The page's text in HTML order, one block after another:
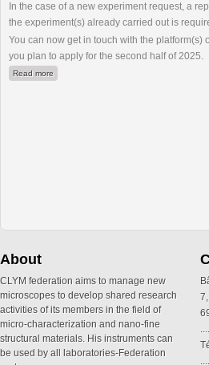
In the case of a new experiment request, a
the experiment(s) already carried out is
You can now get in touch with the platform(s)
you plan to apply for the second half of 2025.
Read more
About
CLYM federation aims to manage new
microscopes to develop shared research
activities of its members in the field of
micro-characterization and nano-fine
structural materials. His instruments can
be used by all laboratories-Federation